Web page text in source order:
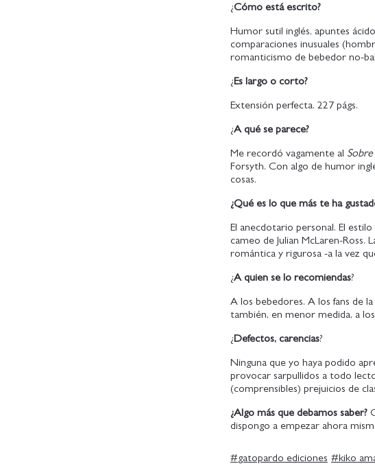
¿Cómo está escrito?
Humor sutil inglés, apuntes
comparaciones inusuales
romanticismo de bebedor no-
¿Es largo o corto?
Extensión perfecta. 227 págs.
¿A qué se parece?
Me recordó vagamente al
Forsyth. Con algo de humor
cosas.
¿Qué es lo que más te ha
El anecdotario personal. El
cameo de Julian McLaren-Ross.
romántica y rigurosa -a la vez
¿A quien se lo recomiendas?
A los bebedores. A los fans de
también, en menor medida, a
¿Defectos, carencias?
Ninguna que yo haya podido
provocar sarpullidos a todo
(comprensibles) prejuicios de
¿Algo más que debamos saber?
dispongo a empezar ahora
#gatopardo ediciones #kiko